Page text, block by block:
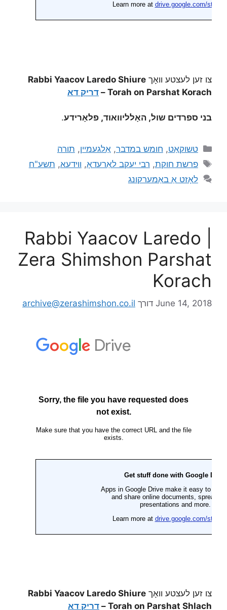
צו זען לעצטע וואָך Rabbi Yaacov Laredo Shiure
Torah on Parshat Korach –
דריק דא
בני ספרדים שול, האָלליוואוד, פלאָרידע.
טשוקאַט, חומש במדבר,אַלגעמיין, תורה
פרשת חוקת, רבי יעקב לאַרעדאָ, ווידעא, תשע"ח
לאָזט אַ באַמערקונג
Rabbi Yaacov Laredo |
Zera Shimshon Parshat
Korach
June 14, 2018 דורך archive@zerashimshon.co.il
צו זען לעצטע וואָך Rabbi Yaacov Laredo Shiure
Torah on Parshat Shlach –
דריק דא